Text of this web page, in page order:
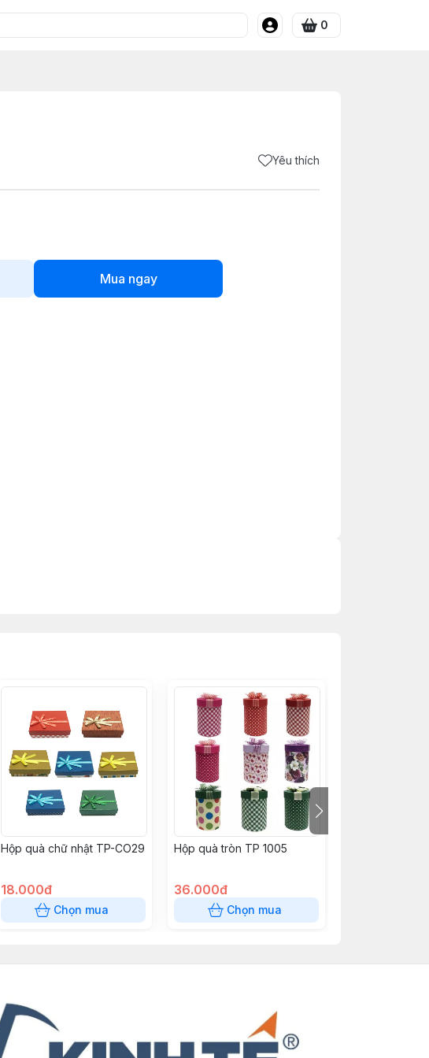
0
Yêu thích
Mua ngay
Hộp quà chữ nhật TP-CO29
18.000đ
Chọn mua
Hộp quà tròn TP 1005
36.000đ
Chọn mua